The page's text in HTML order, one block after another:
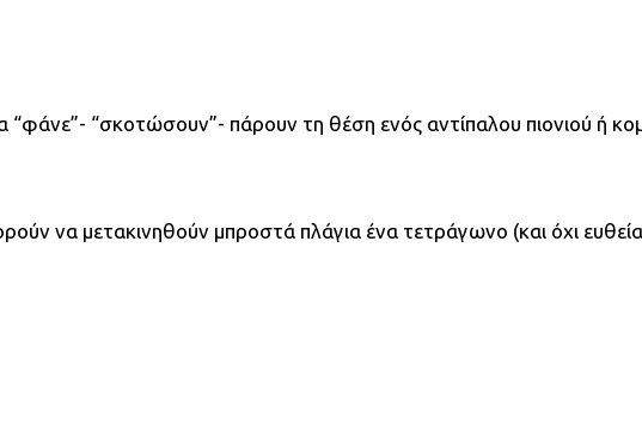
“σκοτώσουν”- πάρουν τη θέση ενός αντίπαλου πιονιού ή
να μετακινηθούν μπροστά πλάγια ένα τετράγωνο (και όχι